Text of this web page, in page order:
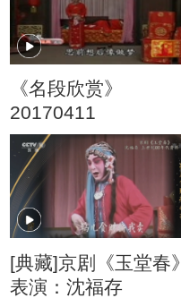
《名段欣赏》
20170411
[典藏]京剧《玉堂春》
表演：沈福存